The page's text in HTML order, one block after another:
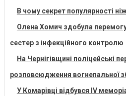
В чому секрет популярності
Олена Хомич здобула перемогу
сестер з інфекційного контролю
На Чернігівщині поліцейські
розповсюдження вогнепальної
У Комарівці відбувся IV